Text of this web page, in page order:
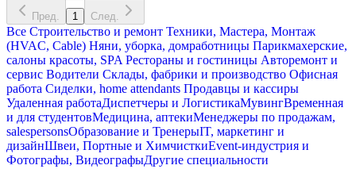
Пред. 1 След.
Все Строительство и ремонт Техники, Мастера, Монтаж
(HVAC, Cable) Няни, уборка, домработницы Парикмахерские,
салоны красоты, SPA Рестораны и гостиницы Авторемонт и
cервис Водители Склады, фабрики и производство Офисная
работа Сиделки, home attendants Продавцы и кассиры
Удаленная работаДиспетчеры и ЛогистикаМувингВременная
и для студентовМедицина, аптекиМенеджеры по продажам,
salespersonsОбразование и ТренерыIT, маркетинг и
дизайнШвеи, Портные и ХимчисткиEvent-индустрия и
Фотографы, ВидеографыДругие специальности